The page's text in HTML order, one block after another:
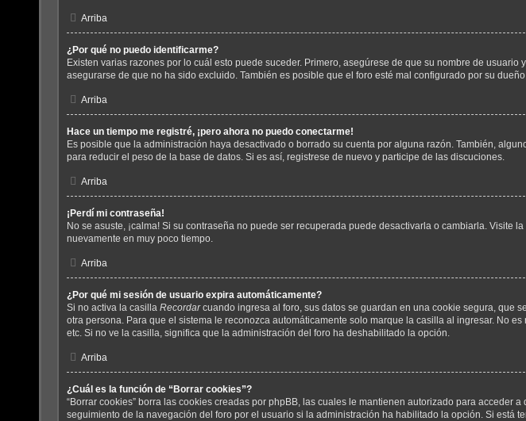
Arriba
¿Por qué no puedo identificarme?
Existen varias razones por lo cuál esto puede suceder. Primero, asegúrese de que su nombre de
asegurarse de que no ha sido excluido. También es posible que el foro esté mal configurado por su
Arriba
Hace un tiempo me registré, ¡pero ahora no puedo conectarme!
Es posible que la administración haya desactivado o borrado su cuenta por alguna razón. También,
para reducir el peso de la base de datos. Si es así, registrese de nuevo y participe de las discuciones.
Arriba
¡Perdí mi contraseña!
No se asuste, ¡calma! Si su contraseña no puede ser recuperada puede desactivarla o cambiarla. Visite
nuevamente en muy poco tiempo.
Arriba
¿Por qué mi sesión de usuario expira automáticamente?
Si no activa la casilla Recordarcuando ingresa al foro, sus datos se guardan en una cookie segura, que
otra persona. Para que el sistema le reconozca automáticamente solo marque la casilla al ingresar. No
etc. Si no ve la casilla, significa que la administración del foro ha deshabilitado la opción.
Arriba
¿Cuál es la función de “Borrar cookies”?
“Borrar cookies” borra las cookies creadas por phpBB, las cuales le mantienen autorizado para
seguimiento de la navegación del foro por el usuario si la administración ha habilitado la opción. Si está